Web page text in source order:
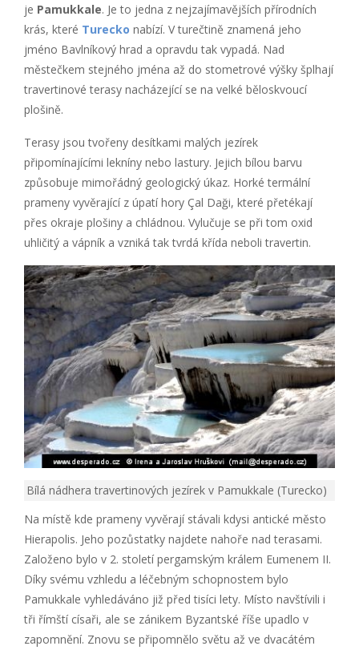
je Pamukkale. Je to jedna z nejzajímavějších přírodních
krás, které Turecko nabízí. V turečtině znamená jeho
jméno Bavlníkový hrad a opravdu tak vypadá. Nad
městečkem stejného jména až do stometrové výšky šplhají
travertinové terasy nacházející se na velké běloskvoucí
plošině.
Terasy jsou tvořeny desítkami malých jezírek
připomínajícími lekníny nebo lastury. Jejich bílou barvu
způsobuje mimořádný geologický úkaz. Horké termální
prameny vyvěrající z úpatí hory Çal Daği, které přetékají
přes okraje plošiny a chládnou. Vylučuje se při tom oxid
uhličitý a vápník a vzniká tak tvrdá křída neboli travertin.
Bílá nádhera travertinových jezírek v Pamukkale (Turecko)
Na místě kde prameny vyvěrají stávali kdysi antické město
Hierapolis. Jeho pozůstatky najdete nahoře nad terasami.
Založeno bylo v 2. století pergamským králem Eumenem II.
Díky svému vzhledu a léčebným schopnostem bylo
Pamukkale vyhledáváno již před tisíci lety. Místo navštívili i
tři římští císaři, ale se zánikem Byzantské říše upadlo v
zapomnění. Znovu se připomnělo světu až ve dvacátém